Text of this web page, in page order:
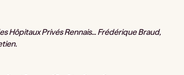
Hôpitaux Privés Rennais... Frédérique Braud,